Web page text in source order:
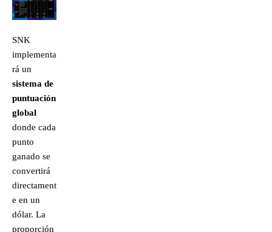
SNK
implementa
rá un
sistema de
puntuación
global
donde cada
punto
ganado se
convertirá
directament
e en un
dólar. La
proporción